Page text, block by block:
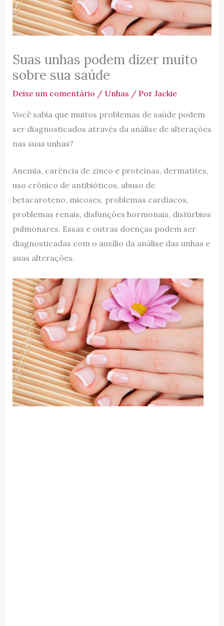
Suas unhas podem dizer muito
sobre sua saúde
Deixe um comentário / Unhas / Por Jackie
Você sabia que muitos problemas de saúde podem
ser diagnosticados através da análise de alterações
nas suas unhas?
Anemia, carência de zinco e proteínas, dermatites,
uso crônico de antibióticos, abuso de
betacaroteno, micoses, problemas cardíacos,
problemas renais, disfunções hormonais, distúrbios
pulmonares. Essas e outras doenças podem ser
diagnosticadas com o auxílio da análise das unhas e
suas alterações.